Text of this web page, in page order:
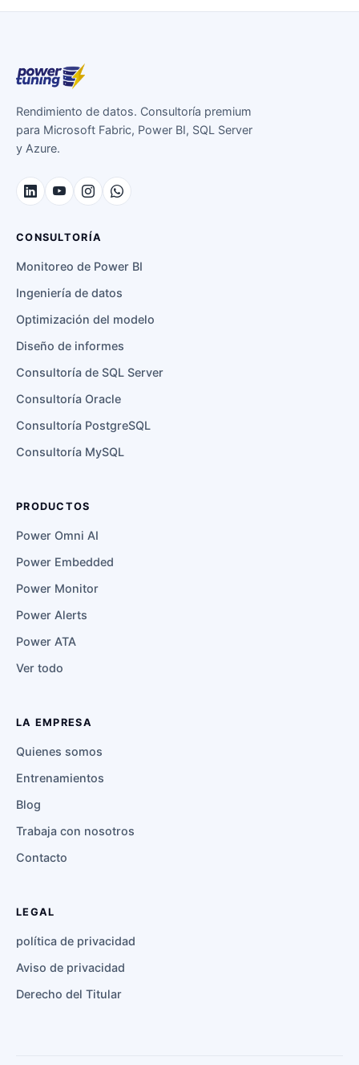
Rendimiento de datos. Consultoría premium
para Microsoft Fabric, Power BI, SQL Server
y Azure.
CONSULTORÍA
Monitoreo de Power BI
Ingeniería de datos
Optimización del modelo
Diseño de informes
Consultoría de SQL Server
Consultoría Oracle
Consultoría PostgreSQL
Consultoría MySQL
PRODUCTOS
Power Omni AI
Power Embedded
Power Monitor
Power Alerts
Power ATA
Ver todo
LA EMPRESA
Quienes somos
Entrenamientos
Blog
Trabaja con nosotros
Contacto
LEGAL
política de privacidad
Aviso de privacidad
Derecho del Titular